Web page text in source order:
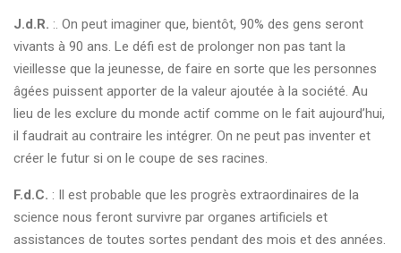
J.d.R. :. On peut imaginer que, bientôt, 90% des gens seront
vivants à 90 ans. Le défi est de prolonger non pas tant la
vieillesse que la jeunesse, de faire en sorte que les personnes
âgées puissent apporter de la valeur ajoutée à la société. Au
lieu de les exclure du monde actif comme on le fait aujourd’hui,
il faudrait au contraire les intégrer. On ne peut pas inventer et
créer le futur si on le coupe de ses racines.
F.d.C. : Il est probable que les progrès extraordinaires de la
science nous feront survivre par organes artificiels et
assistances de toutes sortes pendant des mois et des années.